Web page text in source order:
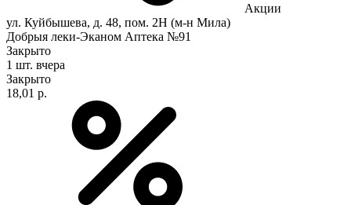
Акции
ул. Куйбышева, д. 48, пом. 2Н (м-н Мила)
Добрыя леки-Эканом Аптека №91
Закрыто
1 шт. вчера
Закрыто
18,01 р.